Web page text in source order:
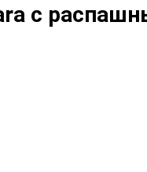
с